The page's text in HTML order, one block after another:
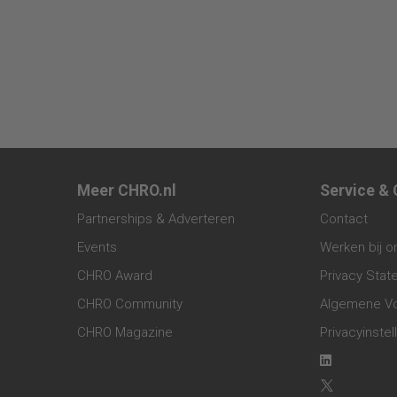
Meer CHRO.nl
Partnerships & Adverteren
Events
CHRO Award
CHRO Community
CHRO Magazine
Service &
Contact
Werken bij
Privacy
Algemene